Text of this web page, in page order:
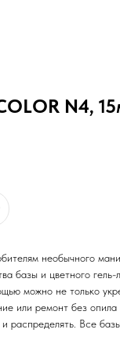
N4,
необычного
базы и цветного гель-
можно не только
или ремонт без опила
распределять. Все